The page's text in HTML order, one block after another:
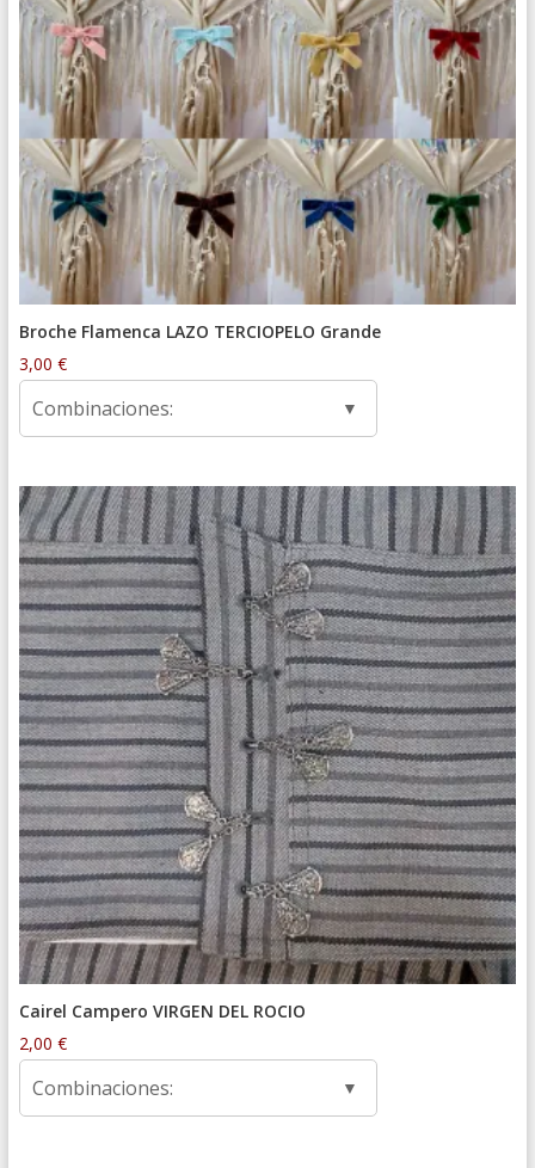
Broche Flamenca LAZO TERCIOPELO Grande
3,00 €
Combinaciones:
Cairel Campero VIRGEN DEL ROCIO
2,00 €
Combinaciones: